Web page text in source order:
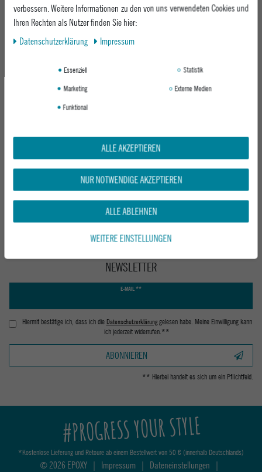
Whatsapp
Kontaktformular
Verleih
Deggendorf
KEEP UP WITH US
Facebook
VERSAND
GEPRÜFTE SICHERHEIT
NEWSLETTER
E-MAIL **
Hiermit bestätige ich, dass ich die Daten­schutz­erklärunggelesen habe. Meine Einwilligung kann
ich jederzeit widerrufen.**
ABONNIEREN
** Hierbei handelt es sich um ein Pflichtfeld.
#PROGRESS YOUR STYLE
*Kostenlose Lieferung und Retoure ab einem Bestellwert von 50 € (innerhalb Deutschlands)
© 2026 EPOXY | Impressum | Dateneinstellungen |
verbessern. Weitere Informationen zu den von uns verwendeten Cookies und
Ihren Rechten als Nutzer finden Sie hier:
Daten­schutz­erklärung
Impressum
Essenziell
Statistik
Marketing
Externe Medien
Funktional
ALLE AKZEPTIEREN
NUR NOTWENDIGE AKZEPTIEREN
ALLE ABLEHNEN
WEITERE EINSTELLUNGEN